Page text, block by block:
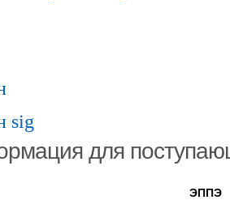
sig
для
ЭППЭ